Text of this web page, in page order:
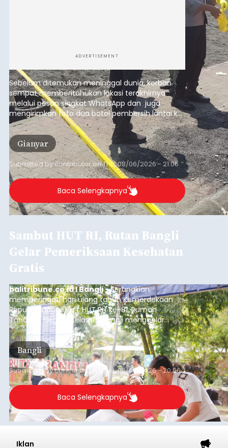
ADVERTISEMENT
Sebelum ditemukan meninggal dunia, korban
sempat memberitahukan lokasi terakhirnya
melalui pesan singkat WhatsApp dan juga
mengirimkan foto dua botol pembersih lantai ke
istrinya.
Gianyar
Submitted bycontributoronThu, 08/06/2026 - 21:06
Baca Selengkapnya
Sambut HUT RI, Rutan Bangli
Gelar Pemeriksaan Kesehatan
Gratis
balitribune.co.id I Bangli -Serangkian
memperingati hari ulang tahun Kemerdekaan
Republik Indonesia ( HUT RI) ke-81, Rumah
Tahanan Negara Kelas II B Bangli menggelar
kegiatan pemeriksaan kesehatan gratis, Rabu
(6/8/2026).
Bangli
Submitted bycontributor Thu, 08/06/2026 - 20:56
Baca Selengkapnya
Iklan